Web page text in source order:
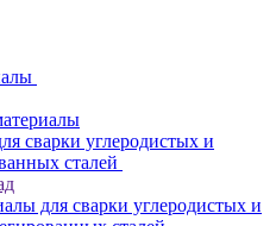
сварки углеродистых и
сталей
для сварки углеродистых и